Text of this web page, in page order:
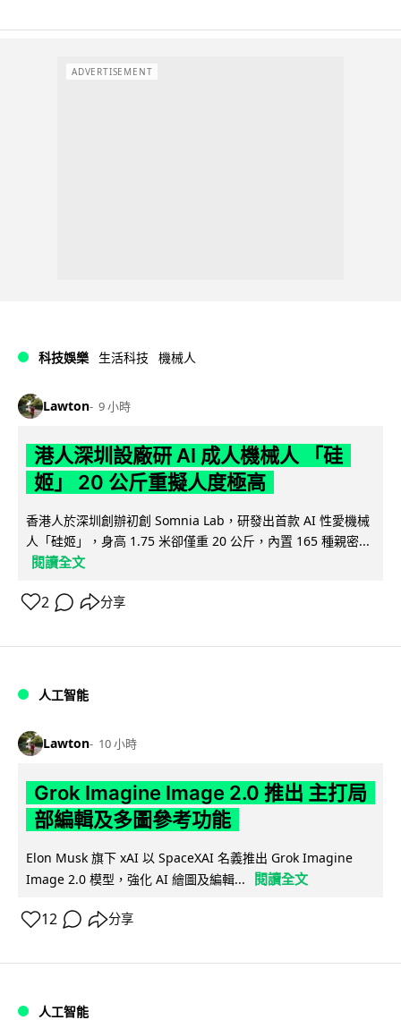
ADVERTISEMENT
科技娛樂 生活科技 機械人
Lawton 9 小時
港人深圳設廠研 AI 成人機械人 「硅
姬」 20 公斤重擬人度極高
香港人於深圳創辦初創 Somnia Lab，研發出首款 AI 性愛機械
人「硅姬」，身高 1.75 米卻僅重 20 公斤，內置 165 種親密...
閱讀全文
2 分享
人工智能
Lawton 10 小時
Grok Imagine Image 2.0 推出 主打局
部編輯及多圖參考功能
Elon Musk 旗下 xAI 以 SpaceXAI 名義推出 Grok Imagine
Image 2.0 模型，強化 AI 繪圖及編輯...
閱讀全文
12 分享
人工智能